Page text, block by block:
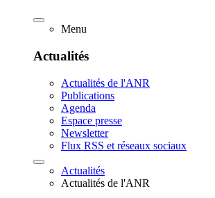
Menu
Actualités
Actualités de l'ANR
Publications
Agenda
Espace presse
Newsletter
Flux RSS et réseaux sociaux
Actualités
Actualités de l'ANR